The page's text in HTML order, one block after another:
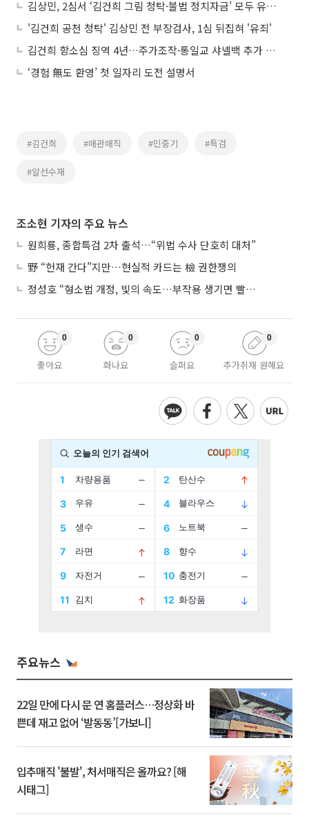
김상민, 2심서 ‘김건희 그림 청탁·불법 정치자금’ 모두 유죄로…징역형 집유
'김건희 공천 청탁' 김상민 전 부장검사, 1심 뒤집혀 '유죄'
김건희 항소심 징역 4년…주가조작·통일교 샤넬백 추가 유죄 인정
‘경험 無도 환영’ 첫 일자리 도전 설명서
#김건희 #매관매직 #민중기 #특검
#알선수재
조소현 기자의 주요 뉴스
원희룡, 종합특검 2차 출석…“위법 수사 단호히 대처”
野 “헌재 간다”지만…현실적 카드는 檢 권한쟁의
정성호 “형소법 개정, 빛의 속도…부작용 생기면 빨리 고쳐야”
좋아요
0
화나요
0
슬퍼요
0
추가취재 원해요
0
주요뉴스
22일 만에 다시 문 연 홈플러스…정상화 바
쁜데 재고 없어 ‘발동동’[가보니]
입추매직 '불발', 처서매직은 올까요? [해
시태그]